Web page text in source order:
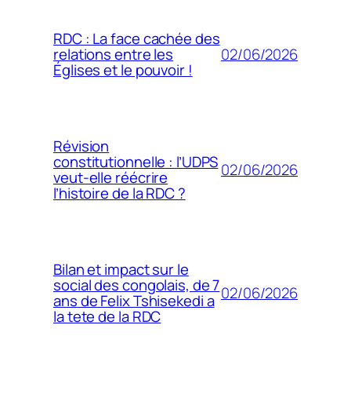
RDC : La face cachée des
relations entre les
Églises et le pouvoir !
02/06/2026
Révision
constitutionnelle : l’UDPS
veut-elle réécrire
l’histoire de la RDC ?
02/06/2026
Bilan et impact sur le
social des congolais, de 7
ans de Felix Tshisekedi a
la tete de la RDC
02/06/2026